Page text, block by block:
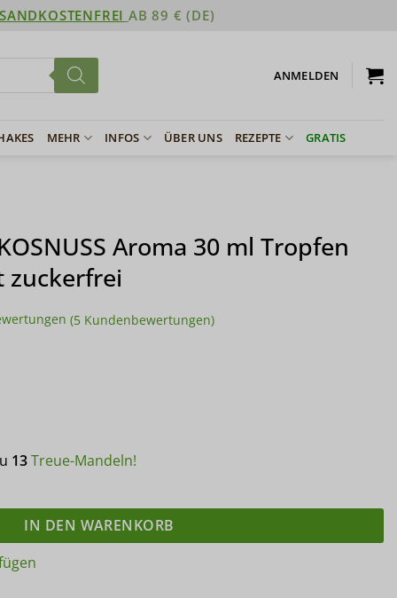
AB 89 € (DE)
ANMELDEN
MEHR INFOS ÜBER UNS REZEPTE GRATIS
Aroma 30 ml Tropfen
zuckerfrei
(5Kundenbewertungen)
13Treue-Mandeln!
IN DEN WARENKORB